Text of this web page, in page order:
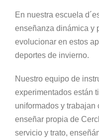
En nuestra escuela
enseñanza dinámica y
evolucionar en estos
deportes de invierno.
Nuestro equipo de
experimentados están
uniformados y trabajan
enseñar propia de
servicio y trato,